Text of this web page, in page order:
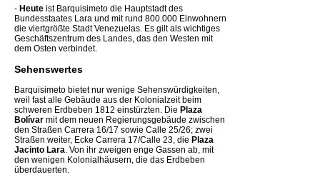
- Heute ist Barquisimeto die Hauptstadt des
Bundesstaates Lara und mit rund 800.000 Einwohnern
die viertgrößte Stadt Venezuelas. Es gilt als wichtiges
Geschäftszentrum des Landes, das den Westen mit
dem Osten verbindet.
Sehenswertes
Barquisimeto bietet nur wenige Sehenswürdigkeiten,
weil fast alle Gebäude aus der Kolonialzeit beim
schweren Erdbeben 1812 einstürzten. Die Plaza
Bolívar mit dem neuen Regierungsgebäude zwischen
den Straßen Carrera 16/17 sowie Calle 25/26; zwei
Straßen weiter, Ecke Carrera 17/Calle 23, die Plaza
Jacinto Lara . Von ihr zweigen enge Gassen ab, mit
den wenigen Kolonialhäusern, die das Erdbeben
überdauerten.